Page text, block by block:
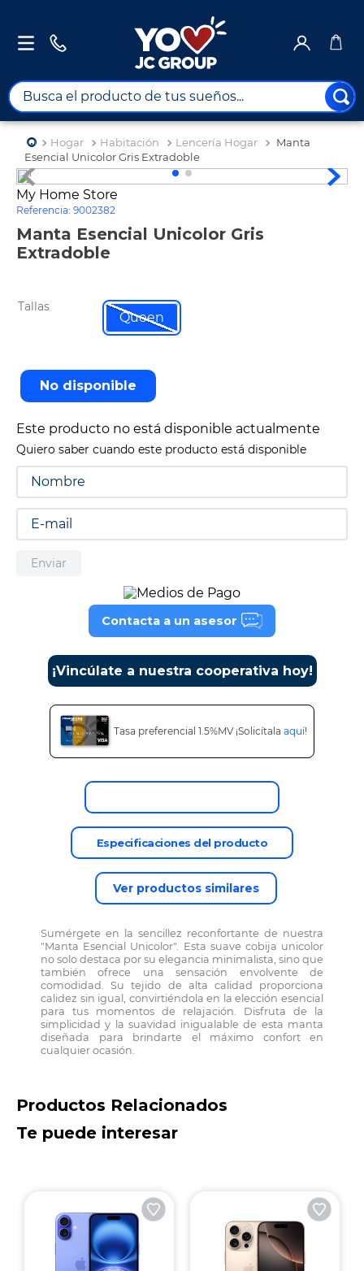
Busca el producto de tus sueños...
Hogar Habitación Lencería Hogar
Manta
Esencial Unicolor Gris Extradoble
My Home Store
Referencia: 9002382
Manta Esencial Unicolor Gris
Extradoble
Tallas
Queen
No disponible
Este producto no está disponible actualmente
Quiero saber cuando este producto está disponible
Enviar
Contacta a un asesor
¡Vincúlate a nuestra cooperativa hoy!
Tasa preferencial 1.5%MV ¡Solicítala aquí!
Especificaciones del producto
Ver productos similares
Sumérgete en la sencillez reconfortante de nuestra
"Manta Esencial Unicolor". Esta suave cobija unicolor
no solo destaca por su elegancia minimalista, sino que
también ofrece una sensación envolvente de
comodidad. Su tejido de alta calidad proporciona
calidez sin igual, convirtiéndola en la elección esencial
para tus momentos de relajación. Disfruta de la
simplicidad y la suavidad inigualable de esta manta
diseñada para brindarte el máximo confort en
cualquier ocasión.
Productos Relacionados
Te puede interesar
TÉRMINOS MÁS BUSCADOS
1.
combos
2.
maximuebles
3.
4.
nevera
6.
turismo
impresora
9.
tv